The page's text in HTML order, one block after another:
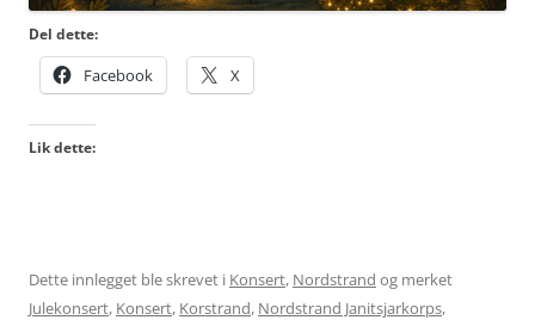
Del dette:
Facebook X
Lik dette:
Dette innlegget ble skrevet i Konsert, Nordstrand og merket
Julekonsert, Konsert, Korstrand, Nordstrand Janitsjarkorps,